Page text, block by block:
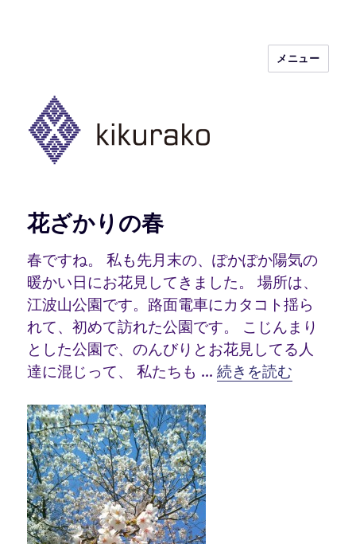
kikurako.com koginzashi (kogin)
needleworks こぎん刺し きくらこ
メニュー
花ざかりの春
春ですね。 私も先月末の、ぽかぽか陽気の
暖かい日にお花見してきました。 場所は、
江波山公園です。路面電車にカタコト揺ら
れて、初めて訪れた公園です。 こじんまり
とした公園で、のんびりとお花見してる人
達に混じって、 私たちも …“花ざかりの春” の
続きを読む